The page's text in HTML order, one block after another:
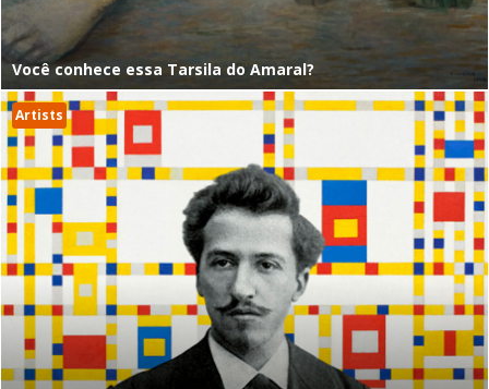
Você conhece essa Tarsila do Amaral?
Artists